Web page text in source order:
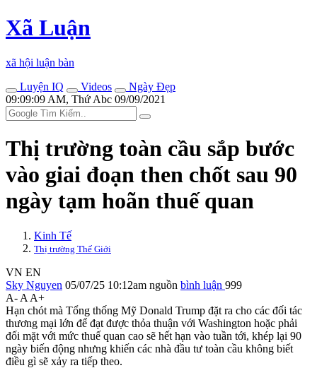
Xã Luận
xã hội luận bàn
Luyện IQ
Videos
Ngày Đẹp
09:09:09 AM, Thứ Abc 09/09/2021
Thị trường toàn cầu sắp bước
vào giai đoạn then chốt sau 90
ngày tạm hoãn thuế quan
Kinh Tế
Thị trường Thế Giới
VN EN
Sky Nguyen 05/07/25 10:12am nguồn bình luận 999
A- A A+
Hạn chót mà Tổng thống Mỹ Donald Trump đặt ra cho các đối tác
thương mại lớn để đạt được thỏa thuận với Washington hoặc phải
đối mặt với mức thuế quan cao sẽ hết hạn vào tuần tới, khép lại 90
ngày biến động nhưng khiến các nhà đầu tư toàn cầu không biết
điều gì sẽ xảy ra tiếp theo.